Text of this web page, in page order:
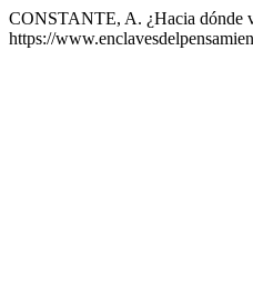
CONSTANTE, A. ¿Hacia dónde
https://